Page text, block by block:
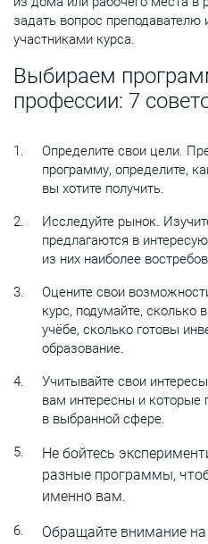
задать вопрос
участниками курса.
Выбираем
профессии: 7
Определите свои цели.
программу, определите,
вы хотите получить.
Исследуйте рынок.
предлагаются в
из них наиболее
Оцените свои
курс, подумайте, сколько
учёбе, сколько готовы
образование.
Учитывайте свои
вам интересны и которые
в выбранной сфере.
Не бойтесь
разные программы,
именно вам.
Обращайте внимание